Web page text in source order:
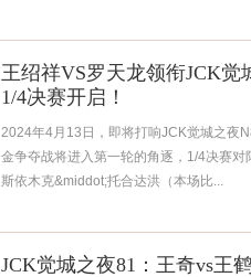
王绍祥VS罗天龙领衔JCK觉
1/4决赛开启！
2024年4月13日，即将打响JCK觉城之夜
金争夺战将进入第一轮的角逐，1/4决赛
斯依木克&middot;托合达洪（本场比...
JCK觉城之夜81：王奇vs王